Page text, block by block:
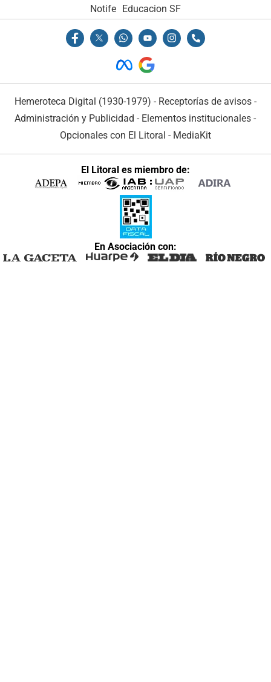
Notife Educacion SF
Hemeroteca Digital (1930-1979) - Receptorías de avisos -
Administración y Publicidad - Elementos institucionales -
Opcionales con El Litoral - MediaKit
El Litoral es miembro de:
En Asociación con: